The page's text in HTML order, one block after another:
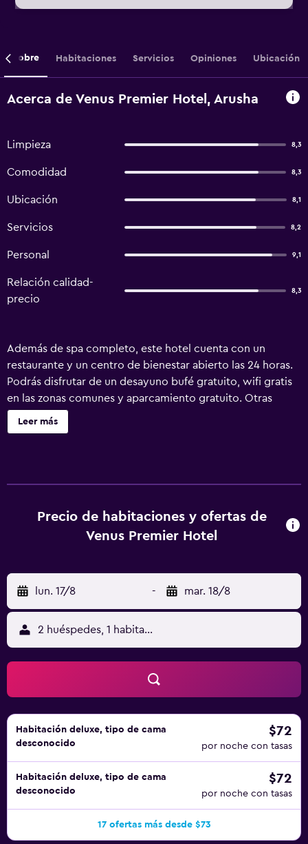
Sobre Habitaciones Servicios Opiniones Ubicación
Acerca de Venus Premier Hotel, Arusha
Limpieza 8,3
Comodidad 8,3
Ubicación 8,1
Servicios 8,2
Personal 9,1
Relación calidad-
precio
8,3
Además de spa completo, este hotel cuenta con un
restaurante y un centro de bienestar abierto las 24 horas.
Podrás disfrutar de un desayuno bufé gratuito, wifi gratis
en las zonas comunes y aparcamiento gratuito. Otras
instalaciones incluyen un bar o lounge, un bar-cafetería y
salas de tratamientos o masajes. Venus Premier Hotel
equipados con ducha, albornoces, zapatillas y artículos de
higiene personal gratuitos. Este hotel en Arusha ofrece
habitaciones también incluyen cafetera y tetera y secador
de pelo. Se ofrece servicio de limpieza todos los días y es
posible solicitar tabla de planchar con plancha. Los
servicios de ocio y esparcimiento en este hotel incluyen
un centro de bienestar abierto las 24 horas. Se pueden
practicar las actividades de ocio y esparcimiento que se
indican más abajo en las instalaciones o cerca del
alojamiento (es posible que se aplique un recargo).
Leer más
Precio de habitaciones y ofertas de
Venus Premier Hotel
lun. 17/8 - mar. 18/8
2 huéspedes, 1 habitación
Habitación deluxe, tipo de cama
desconocido
$72
por noche con tasas
Habitación deluxe, tipo de cama
desconocido
$72
por noche con tasas
17 ofertas más desde $73